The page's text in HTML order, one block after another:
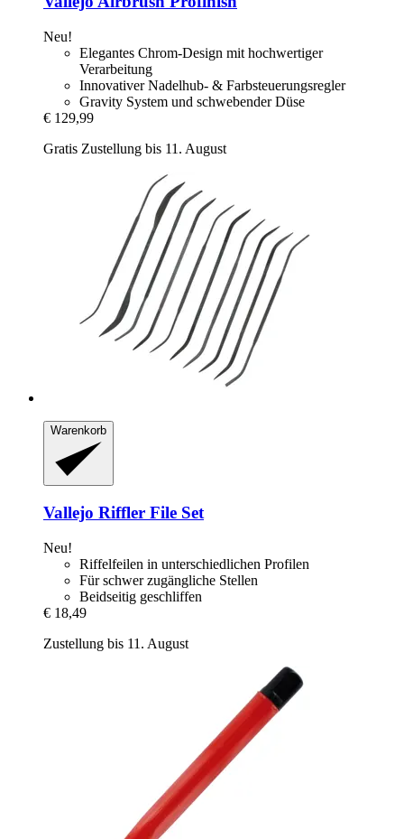
Neu!
Elegantes Chrom-Design mit hochwertiger
Verarbeitung
Innovativer Nadelhub- & Farbsteuerungsregler
Gravity System und schwebender Düse
€ 129,99
Gratis Zustellung bis 11. August
Warenkorb
Vallejo Riffler File Set
Neu!
Riffelfeilen in unterschiedlichen Profilen
Für schwer zugängliche Stellen
Beidseitig geschliffen
€ 18,49
Zustellung bis 11. August